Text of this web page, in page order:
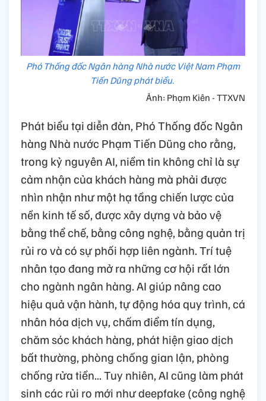
Phó Thống đốc Ngân hàng Nhà nước Việt Nam Phạm
Tiến Dũng phát biểu.
Ảnh: Phạm Kiên - TTXVN
Phát biểu tại diễn đàn, Phó Thống đốc Ngân
hàng Nhà nước Phạm Tiến Dũng cho rằng,
trong kỷ nguyên AI, niềm tin không chỉ là sự
cảm nhận của khách hàng mà phải được
nhìn nhận như một hạ tầng chiến lược của
nền kinh tế số, được xây dựng và bảo vệ
bằng thể chế, bằng công nghệ, bằng quản trị
rủi ro và có sự phối hợp liên ngành. Trí tuệ
nhân tạo đang mở ra những cơ hội rất lớn
cho ngành ngân hàng. AI giúp nâng cao
hiệu quả vận hành, tự động hóa quy trình, cá
nhân hóa dịch vụ, chấm điểm tín dụng,
chăm sóc khách hàng, phát hiện giao dịch
bất thường, phòng chống gian lận, phòng
chống rửa tiền... Tuy nhiên, AI cũng làm phát
sinh các rủi ro mới như deepfake (công nghệ